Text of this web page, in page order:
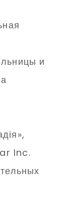
и
Inc.